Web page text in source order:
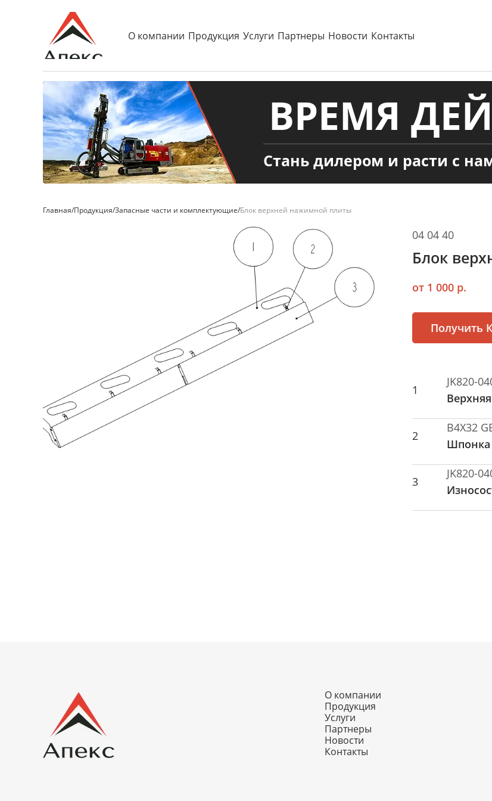
О компании Продукция Услуги Партнеры Новости Контакты
ВРЕМЯ
Стань дилером и расти с
Главная/Продукция/Запасные части и комплектующие/Блок верхней нажимной плиты
04 04 40
Блок
от 1 000 р.
Получить
1
JK820-
2
B4X32
Шпонка
3
JK820-
О компании
Продукция
Услуги
Партнеры
Новости
Контакты